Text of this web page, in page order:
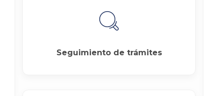
Seguimiento de trámites